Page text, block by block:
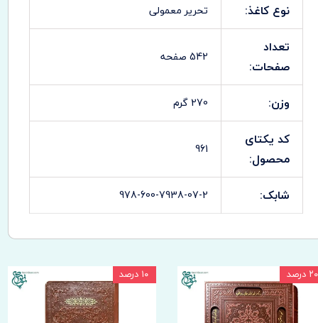
نوع کاغذ: تحریر معمولی
تعداد
صفحات:
542 صفحه
وزن: 270 گرم
کد یکتای
محصول:
961
شابک: 978-600-7938-07-2
۲۰ درصد ۱۰ درصد